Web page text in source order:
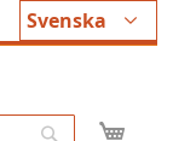
Språk
Svenska